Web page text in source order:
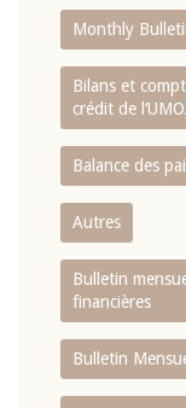
Monthly
Bilans et
crédit de
Balance des
Autres
Bulletin
financières
Bulletin